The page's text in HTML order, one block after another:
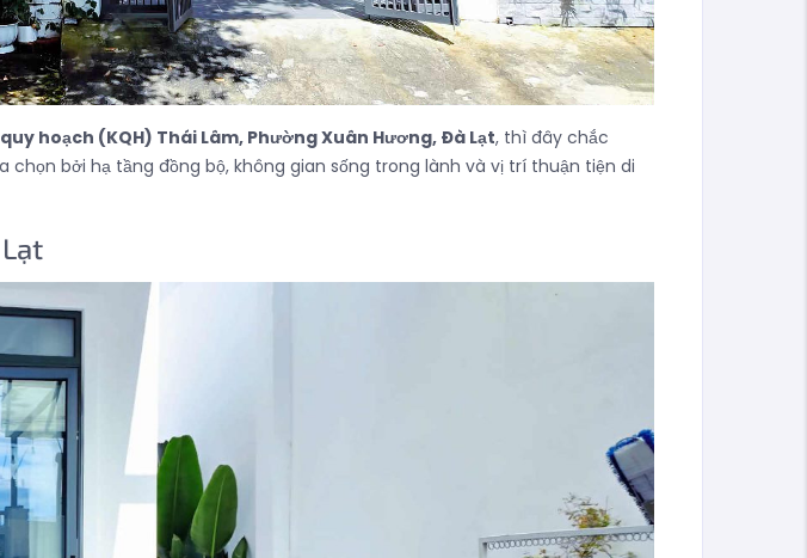
hoạch (KQH) Thái Lâm, Phường Xuân Hương, Đà Lạt, thì đây chắc
bởi hạ tầng đồng bộ, không gian sống trong lành và vị trí thuận tiện di